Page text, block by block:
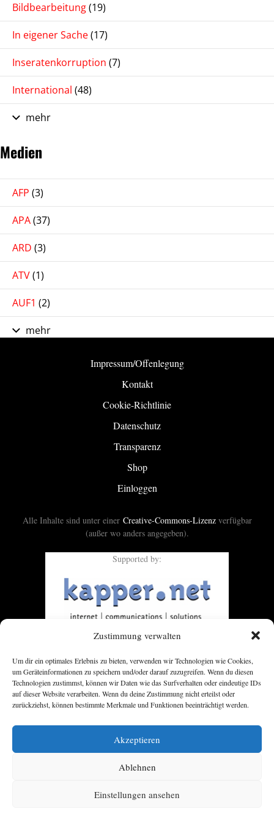
Zustimmung verwalten
Um dir ein optimales Erlebnis zu bieten, verwenden wir Technologien wie Cookies,
um Geräteinformationen zu speichern und/oder darauf zuzugreifen. Wenn du diesen
Technologien zustimmst, können wir Daten wie das Surfverhalten oder eindeutige IDs
auf dieser Website verarbeiten. Wenn du deine Zustimmung nicht erteilst oder
zurückziehst, können bestimmte Merkmale und Funktionen beeinträchtigt werden.
Akzeptieren
Ablehnen
Einstellungen ansehen
Bildbearbeitung(19)
In eigener Sache(17)
Inseratenkorruption (7)
International (48)
mehr
Medien
AFP (3)
APA(37)
ARD (3)
ATV(1)
AUF1 (2)
mehr
Impressum/Offenlegung
Kontakt
Cookie-Richtlinie
Datenschutz
Transparenz
Shop
Einloggen
Alle Inhalte sind unter einer Creative-Commons-Lizenzverfügbar
(außer wo anders angegeben).
Supported by: